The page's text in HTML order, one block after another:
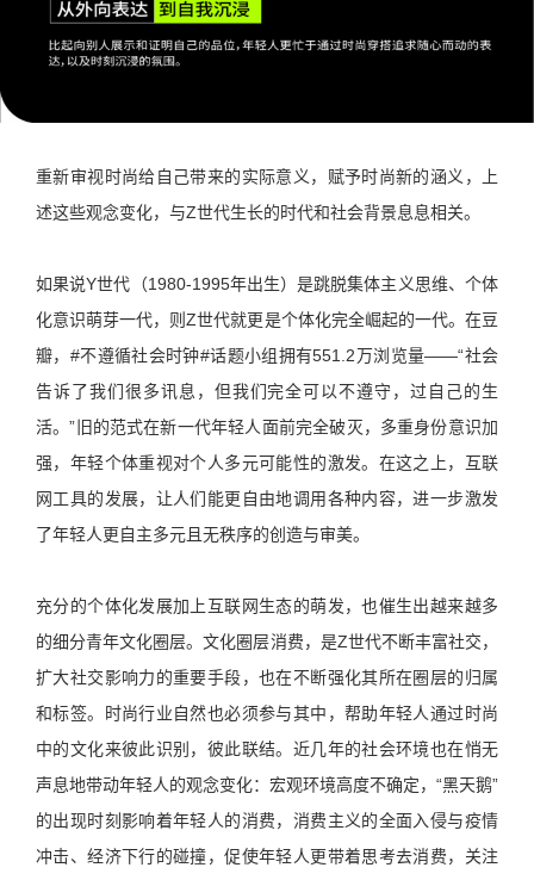
重新审视时尚给自己带来的实际意义，赋予时尚新的涵义，上
述这些观念变化，与Z世代生长的时代和社会背景息息相关。
如果说Y世代（1980-1995年出生）是跳脱集体主义思维、个体
化意识萌芽一代，则Z世代就更是个体化完全崛起的一代。在豆
瓣，#不遵循社会时钟#话题小组拥有551.2万浏览量——“社会
告诉了我们很多讯息，但我们完全可以不遵守，过自己的生
活。”旧的范式在新一代年轻人面前完全破灭，多重身份意识加
强，年轻个体重视对个人多元可能性的激发。在这之上，互联
网工具的发展，让人们能更自由地调用各种内容，进一步激发
了年轻人更自主多元且无秩序的创造与审美。
充分的个体化发展加上互联网生态的萌发，也催生出越来越多
的细分青年文化圈层。文化圈层消费，是Z世代不断丰富社交，
扩大社交影响力的重要手段，也在不断强化其所在圈层的归属
和标签。时尚行业自然也必须参与其中，帮助年轻人通过时尚
中的文化来彼此识别，彼此联结。近几年的社会环境也在悄无
声息地带动年轻人的观念变化：宏观环境高度不确定，“黑天鹅”
的出现时刻影响着年轻人的消费，消费主义的全面入侵与疫情
冲击、经济下行的碰撞，促使年轻人更带着思考去消费，关注